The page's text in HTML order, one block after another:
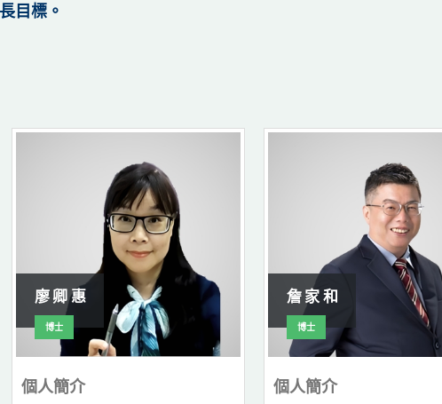
目標。
廖 卿 惠
博士
個人簡介
詹 家 和
博士
個人簡介